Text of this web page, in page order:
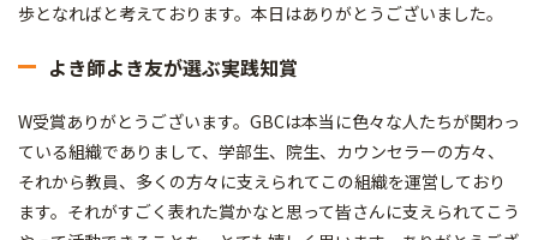
歩となればと考えております。本日はありがとうございました。
よき師よき友が選ぶ実践知賞
W受賞ありがとうございます。GBCは本当に色々な人たちが関わっ
ている組織でありまして、学部生、院生、カウンセラーの方々、
それから教員、多くの方々に支えられてこの組織を運営しており
ます。それがすごく表れた賞かなと思って皆さんに支えられてこう